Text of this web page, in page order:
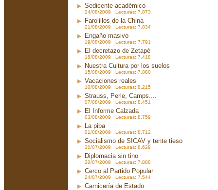
Sedicente académico
24/08/2009 Lecturas: 7.873
Farolillos de la China
21/08/2009 Lecturas: 7.834
Engaño masivo
19/08/2009 Lecturas: 7.791
El decretazo de Zetapé
18/08/2009 Lecturas: 7.418
Nuestra Cultura por los suelos
15/08/2009 Lecturas: 7.880
Vacaciones reales
10/08/2009 Lecturas: 8.215
Strauss, Perle, Camps....
07/08/2009 Lecturas: 8.451
El Informe Calzada
03/08/2009 Lecturas: 8.759
La piba
01/08/2009 Lecturas: 8.712
Socialismo de SICAV y tente tieso
30/07/2009 Lecturas: 8.629
Diplomacia sin tino
30/07/2009 Lecturas: 7.888
Cerco al Partido Popular
24/07/2009 Lecturas: 7.544
Carnicería de Estado